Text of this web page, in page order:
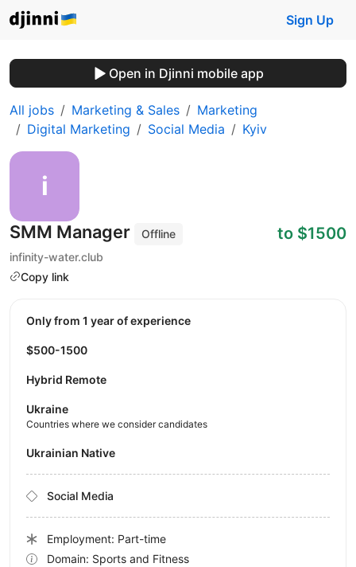
Sign Up
Open in Djinni mobile app
All jobs Marketing & Sales
Marketing
Digital Marketing
Social Media Kyiv
SMM Manager
Offline
infinity-water.club
Copy link
to $1500
Only from 1 year of experience
$500-1500
Hybrid Remote
Ukraine
Countries where we consider candidates
Ukrainian Native
Social Media
Employment: Part-time
Domain: Sports and Fitness